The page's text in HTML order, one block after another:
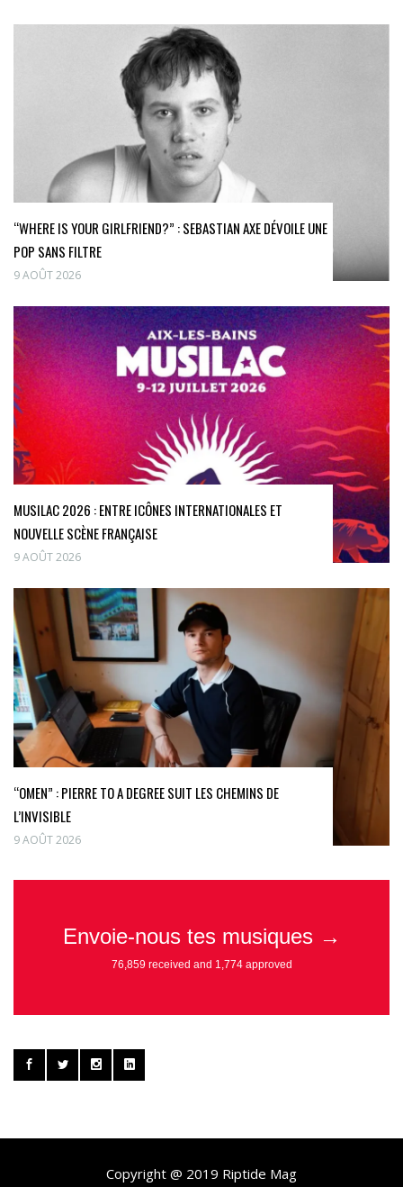
“WHERE IS YOUR GIRLFRIEND?” : SEBASTIAN AXE DÉVOILE UNE
POP SANS FILTRE
9 AOÛT 2026
MUSILAC 2026 : ENTRE ICÔNES INTERNATIONALES ET
NOUVELLE SCÈNE FRANÇAISE
9 AOÛT 2026
“OMEN” : PIERRE TO A DEGREE SUIT LES CHEMINS DE
L’INVISIBLE
9 AOÛT 2026
Copyright @ 2019 Riptide Mag